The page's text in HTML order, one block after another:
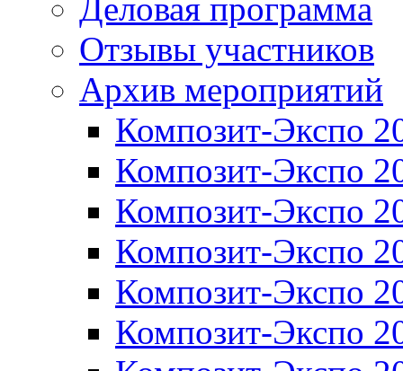
Деловая программа
Отзывы участников
Архив мероприятий
Композит-Экспо
Композит-Экспо
Композит-Экспо
Композит-Экспо
Композит-Экспо
Композит-Экспо